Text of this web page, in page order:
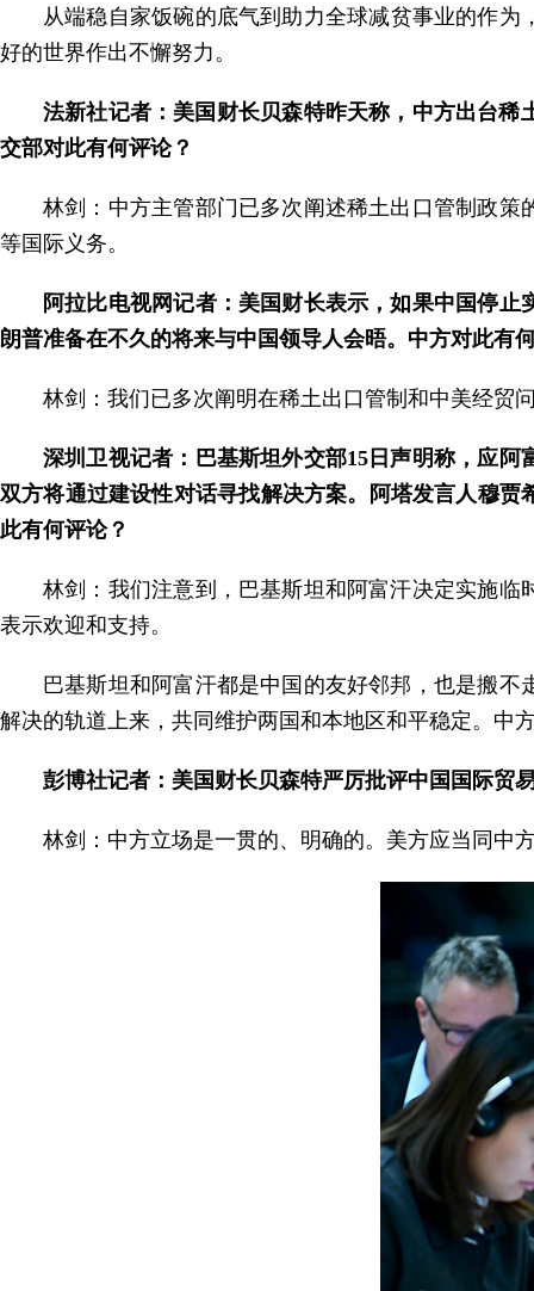
从端稳自家饭碗的底气到助力全球减贫事业的作
好的世界作出不懈努力。
法新社记者：美国财长贝森特昨天称，中方出台
交部对此有何评论？
林剑：中方主管部门已多次阐述稀土出口管制政
等国际义务。
阿拉比电视网记者：美国财长表示，如果中国停
朗普准备在不久的将来与中国领导人会晤。中方对此有
林剑：我们已多次阐明在稀土出口管制和中美经贸
深圳卫视记者：巴基斯坦外交部15日声明称，应
双方将通过建设性对话寻找解决方案。阿塔发言人穆
此有何评论？
林剑：我们注意到，巴基斯坦和阿富汗决定实施
表示欢迎和支持。
巴基斯坦和阿富汗都是中国的友好邻邦，也是搬
解决的轨道上来，共同维护两国和本地区和平稳定。中
彭博社记者：美国财长贝森特严厉批评中国国际贸
林剑：中方立场是一贯的、明确的。美方应当同中